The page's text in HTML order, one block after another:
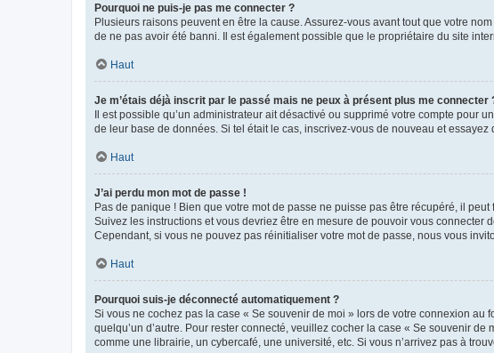
Pourquoi ne puis-je pas me connecter ?
Plusieurs raisons peuvent en être la cause. Assurez-vous avant tout que votre
de ne pas avoir été banni. Il est également possible que le propriétaire du site
Haut
Je m’étais déjà inscrit par le passé mais ne peux à présent plus me connecter
Il est possible qu’un administrateur ait désactivé ou supprimé votre compte pour
de leur base de données. Si tel était le cas, inscrivez-vous de nouveau et
Haut
J’ai perdu mon mot de passe !
Pas de panique ! Bien que votre mot de passe ne puisse pas être récupéré, il
Suivez les instructions et vous devriez être en mesure de pouvoir vous connecter
Cependant, si vous ne pouvez pas réinitialiser votre mot de passe, nous vous
Haut
Pourquoi suis-je déconnecté automatiquement ?
Si vous ne cochez pas la case « Se souvenir de moi » lors de votre connexion
quelqu’un d’autre. Pour rester connecté, veuillez cocher la case « Se souvenir
comme une librairie, un cybercafé, une université, etc. Si vous n’arrivez pas à